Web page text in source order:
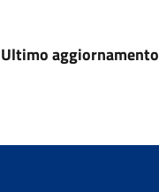
Ultimo aggiornamento